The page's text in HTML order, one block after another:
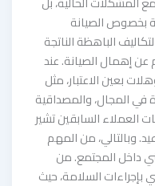
بخصوص الصيانة
الباهظة الناتجة
عن إهمال الصيانة. عند
بعين الاعتبار، مثل
في المجال، والمصداقية
العملاء السابقين تشير
وبالتالي، من المهم
داخل المجتمع. من
بإجراءات السلامة، حيث